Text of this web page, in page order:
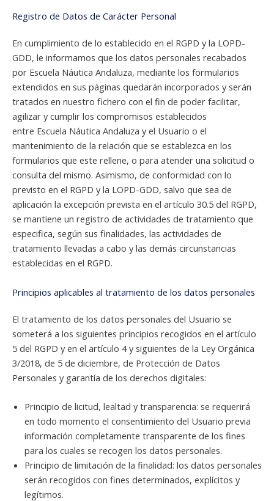
Registro de Datos de Carácter Personal
En cumplimiento de lo establecido en el RGPD y la LOPD-
GDD, le informamos que los datos personales recabados
por Escuela Náutica Andaluza, mediante los formularios
extendidos en sus páginas quedarán incorporados y serán
tratados en nuestro fichero con el fin de poder facilitar,
agilizar y cumplir los compromisos establecidos
entre Escuela Náutica Andaluza y el Usuario o el
mantenimiento de la relación que se establezca en los
formularios que este rellene, o para atender una solicitud o
consulta del mismo. Asimismo, de conformidad con lo
previsto en el RGPD y la LOPD-GDD, salvo que sea de
aplicación la excepción prevista en el artículo 30.5 del RGPD,
se mantiene un registro de actividades de tratamiento que
especifica, según sus finalidades, las actividades de
tratamiento llevadas a cabo y las demás circunstancias
establecidas en el RGPD.
Principios aplicables al tratamiento de los datos personales
El tratamiento de los datos personales del Usuario se
someterá a los siguientes principios recogidos en el artículo
5 del RGPD y en el artículo 4 y siguientes de la Ley Orgánica
3/2018, de 5 de diciembre, de Protección de Datos
Personales y garantía de los derechos digitales:
Principio de licitud, lealtad y transparencia: se requerirá
en todo momento el consentimiento del Usuario previa
información completamente transparente de los fines
para los cuales se recogen los datos personales.
Principio de limitación de la finalidad: los datos personales
serán recogidos con fines determinados, explícitos y
legítimos.